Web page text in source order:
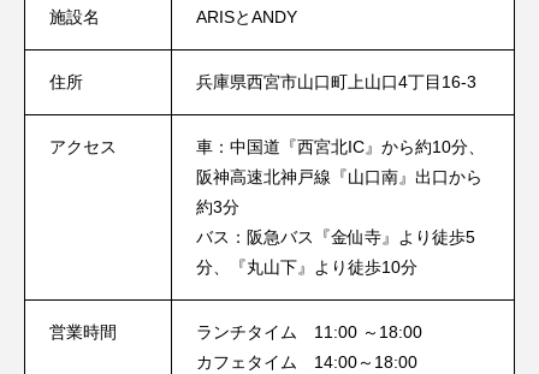
施設名 ARISとANDY
住所 兵庫県西宮市山口町上山口4丁目16-3
アクセス
車：中国道『西宮北IC』から約10分、
阪神高速北神戸線『山口南』出口から
約3分
バス：阪急バス『金仙寺』より徒歩5
分、『丸山下』より徒歩10分
営業時間
ランチタイム 11:00 ～18:00
カフェタイム 14:00～18:00